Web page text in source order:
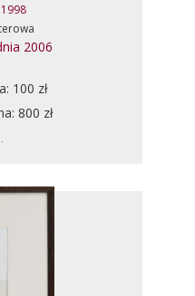
1998
2006
100 zł
800 zł